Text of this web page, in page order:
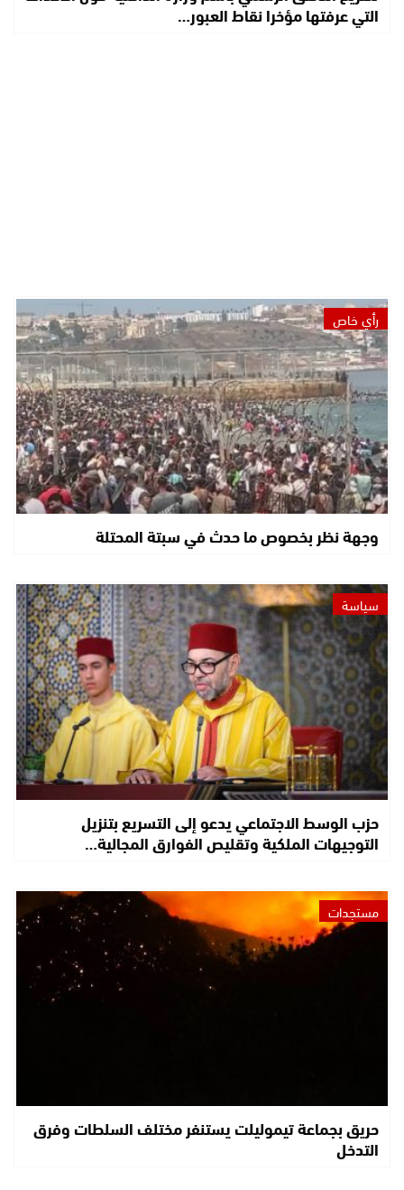
التي عرفتها مؤخرا نقاط العبور…
رأي خاص
وجهة نظر بخصوص ما حدث في سبتة المحتلة
سياسة
حزب الوسط الاجتماعي يدعو إلى التسريع بتنزيل
التوجيهات الملكية وتقليص الفوارق المجالية…
مستجدات
حريق بجماعة تيموليلت يستنفر مختلف السلطات وفرق
التدخل